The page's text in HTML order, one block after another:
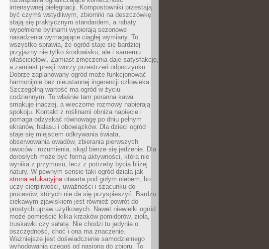
intensywnej pielęgnacji. Kompostowniki przestają
być czymś wstydliwym, zbiorniki na deszczówkę
stają się praktycznym standardem, a rabaty
wypełnione bylinami wypierają sezonowe
nasadzenia wymagające ciągłej wymiany. To
wszystko sprawia, że ogród staje się bardziej
przyjazny nie tylko środowisku, ale i samemu
właścicielowi. Zamiast zmęczenia daje satysfakcję,
a zamiast presji tworzy przestrzeń odpoczynku.
Dobrze zaplanowany ogród może funkcjonować
harmonijnie bez nieustannej ingerencji człowieka.
Szczególną wartość ma ogród w życiu
codziennym. To właśnie tam poranna kawa
smakuje inaczej, a wieczorne rozmowy nabierają
spokoju. Kontakt z roślinami obniża napięcie i
pomaga odzyskać równowagę po dniu pełnym
ekranów, hałasu i obowiązków. Dla dzieci ogród
staje się miejscem odkrywania świata,
obserwowania owadów, zbierania pierwszych
owoców i rozumienia, skąd bierze się jedzenie. Dla
dorosłych może być formą aktywności, która nie
wynika z przymusu, lecz z potrzeby bycia bliżej
natury. W pewnym sensie taki ogród działa jak
strona edukacyjnaotwarta pod gołym niebem, bo
uczy cierpliwości, uważności i szacunku do
procesów, których nie da się przyspieszyć. Bardzo
ciekawym zjawiskiem jest również powrót do
prostych upraw użytkowych. Nawet niewielki ogród
może pomieścić kilka krzaków pomidorów, zioła,
truskawki czy sałatę. Nie chodzi tu jedynie o
oszczędność, choć i ona ma znaczenie.
Ważniejsze jest doświadczenie samodzielnego
wyhodowania czegoś od nasiona do zbioru. To